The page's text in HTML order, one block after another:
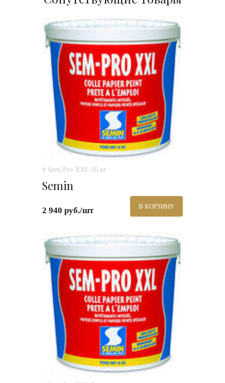
# Sem-Pro XXL 10 кг
Semin
2 940 руб./шт В КОРЗИНУ